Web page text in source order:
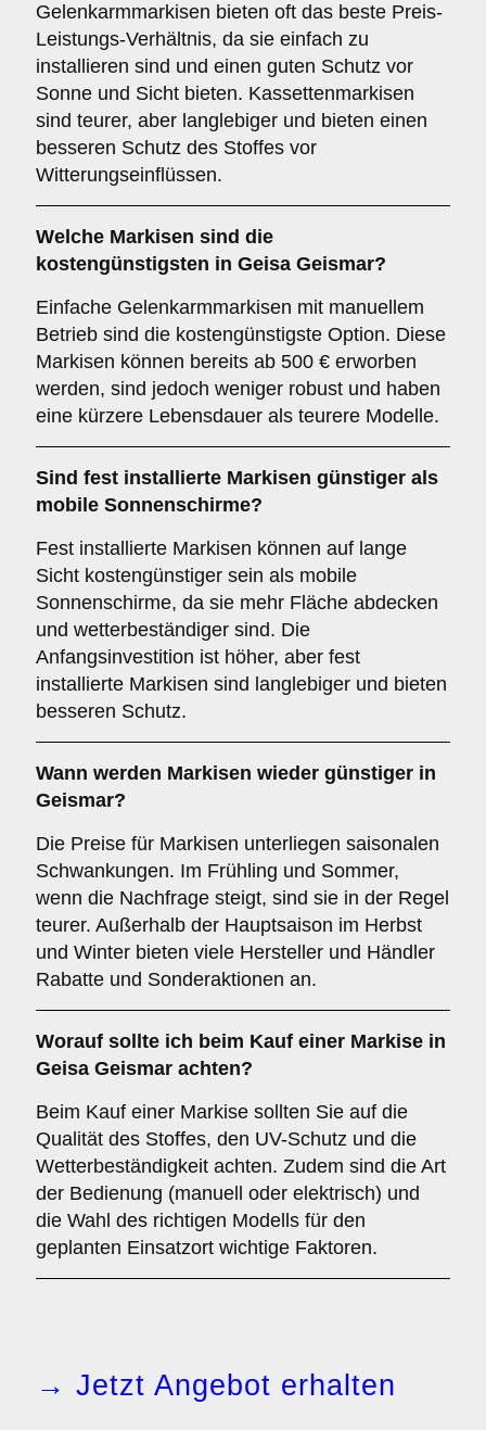
Gelenkarmmarkisen bieten oft das beste Preis-
Leistungs-Verhältnis, da sie einfach zu
installieren sind und einen guten Schutz vor
Sonne und Sicht bieten. Kassettenmarkisen
sind teurer, aber langlebiger und bieten einen
besseren Schutz des Stoffes vor
Witterungseinflüssen.
Welche Markisen sind die
kostengünstigsten in Geisa Geismar?
Einfache Gelenkarmmarkisen mit manuellem
Betrieb sind die kostengünstigste Option. Diese
Markisen können bereits ab 500 € erworben
werden, sind jedoch weniger robust und haben
eine kürzere Lebensdauer als teurere Modelle.
Sind fest installierte Markisen günstiger als
mobile Sonnenschirme?
Fest installierte Markisen können auf lange
Sicht kostengünstiger sein als mobile
Sonnenschirme, da sie mehr Fläche abdecken
und wetterbeständiger sind. Die
Anfangsinvestition ist höher, aber fest
installierte Markisen sind langlebiger und bieten
besseren Schutz.
Wann werden Markisen wieder günstiger in
Geismar?
Die Preise für Markisen unterliegen saisonalen
Schwankungen. Im Frühling und Sommer,
wenn die Nachfrage steigt, sind sie in der Regel
teurer. Außerhalb der Hauptsaison im Herbst
und Winter bieten viele Hersteller und Händler
Rabatte und Sonderaktionen an.
Worauf sollte ich beim Kauf einer Markise in
Geisa Geismar achten?
Beim Kauf einer Markise sollten Sie auf die
Qualität des Stoffes, den UV-Schutz und die
Wetterbeständigkeit achten. Zudem sind die Art
der Bedienung (manuell oder elektrisch) und
die Wahl des richtigen Modells für den
geplanten Einsatzort wichtige Faktoren.
→ Jetzt Angebot erhalten